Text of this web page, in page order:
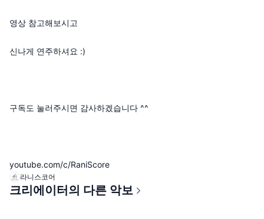
영상 참고해보시고
신나게 연주하셔요 :)
구독도 눌러주시면 감사하겠습니다 ^^
youtube.com/c/RaniScore
라니스코어
크리에이터의 다른 악보